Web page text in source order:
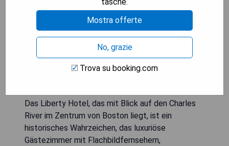
Das Liberty Hotel, das mit Blick auf den Charles
River im Zentrum von Boston liegt, ist ein
historisches Wahrzeichen, das luxuriöse
Gästezimmer mit Flachbildfernsehern,
Mostra offerte
No, grazie
Trova su booking.com